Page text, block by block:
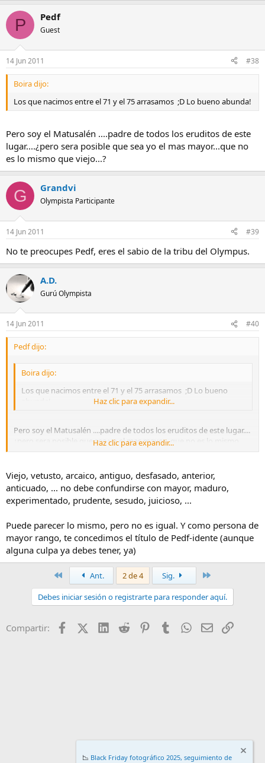
P Pedf
Guest
14 Jun 2011 #38
Boira dijo:
Los que nacimos entre el 71 y el 75 arrasamos ;D Lo bueno abunda!
Pero soy el Matusalén ....padre de todos los eruditos de este
lugar....¿pero sera posible que sea yo el mas mayor...que no
es lo mismo que viejo...?
G Grandvi
Olympista Participante
14 Jun 2011 #39
No te preocupes Pedf, eres el sabio de la tribu del Olympus.
A.D.
Gurú Olympista
14 Jun 2011 #40
Pedf dijo:
Boira dijo:
Los que nacimos entre el 71 y el 75 arrasamos ;D Lo bueno
Haz clic para expandir...
Pero soy el Matusalén ....padre de todos los eruditos de este lugar....
¿pero sera posible que sea yo el mas mayor...que no es lo mismo
que viejo...?
Haz clic para expandir...
Viejo, vetusto, arcaico, antiguo, desfasado, anterior,
anticuado, ... no debe confundirse con mayor, maduro,
experimentado, prudente, sesudo, juicioso, ...
Puede parecer lo mismo, pero no es igual. Y como persona de
mayor rango, te concedimos el título de Pedf-idente (aunque
alguna culpa ya debes tener, ya)
PrimeroAnt. 2 de 4 Sig.
Debes iniciar sesión o registrarte para responder aquí.
Compartir: FacebookX (Twitter)
LinkedIn
Reddit PinterestTumblr WhatsApp
EmailEnlace
📉 Black Friday fotográfico 2025, seguimiento de